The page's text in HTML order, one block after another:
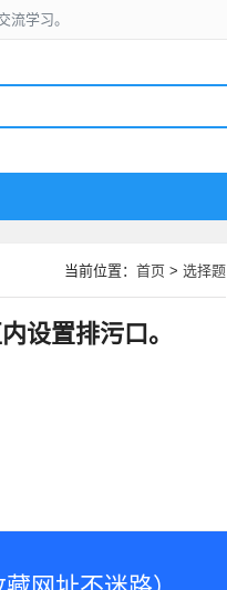
学习。
当前位置： 首页 > 选择题
设置排污口。